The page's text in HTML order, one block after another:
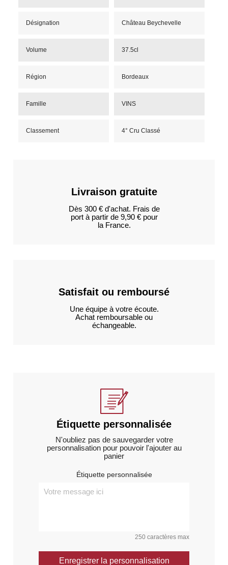
Désignation Château Beychevelle
Volume 37.5cl
Région Bordeaux
Famille VINS
Classement 4° Cru Classé
Livraison gratuite
Dès 300 € d'achat. Frais de
port à partir de 9,90 € pour
la France.
Satisfait ou remboursé
Une équipe à votre écoute.
Achat remboursable ou
échangeable.
Étiquette personnalisée
N'oubliez pas de sauvegarder votre
personnalisation pour pouvoir l'ajouter au
panier
Étiquette personnalisée
250 caractères max
Enregistrer la personnalisation